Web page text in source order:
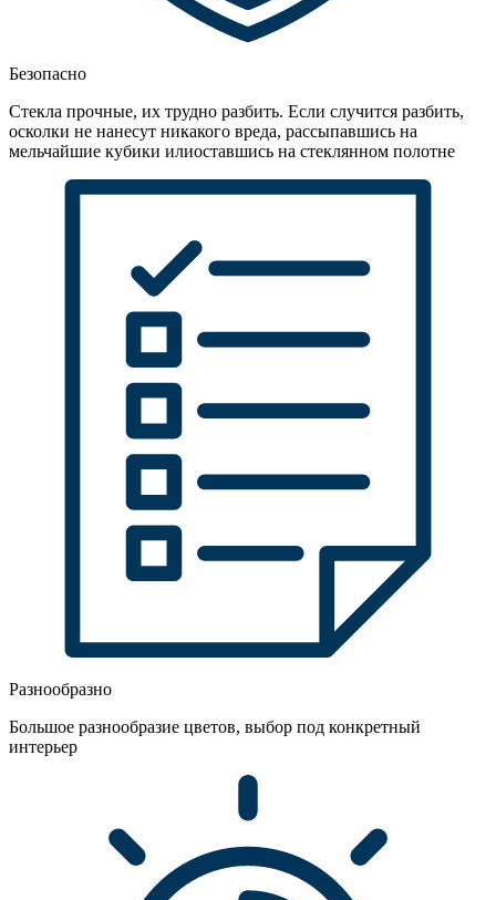
Безопасно
Стекла прочные, их трудно разбить. Если случится разбить,
осколки не нанесут никакого вреда, рассыпавшись на
мельчайшие кубики илиоставшись на стеклянном полотне
Разнообразно
Большое разнообразие цветов, выбор под конкретный
интерьер